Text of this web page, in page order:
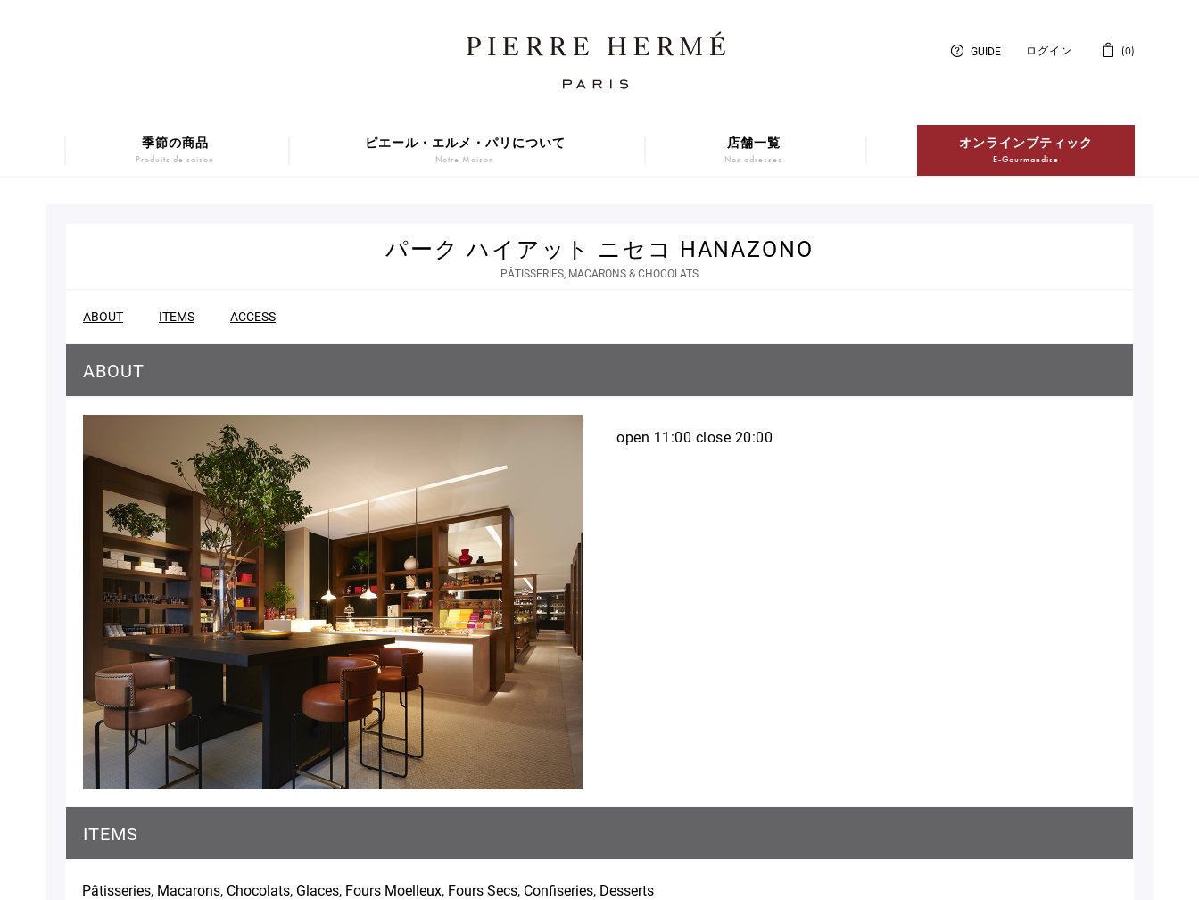
パーク ハイアット ニセコ HANAZONO
PÂTISSERIES, MACARONS & CHOCOLATS
ABOUT ITEMS ACCESS
ABOUT
open 11:00 close 20:00
ITEMS
Pâtisseries, Macarons, Chocolats, Glaces, Fours Moelleux, Fours Secs, Confiseries, Desserts
季節の商品
Produits de saison
SUMMER GIFT 2026 Macarons
ピエール・エルメ・パリについて
Notre Maison
店舗一覧
Nos adresses
オンラインブティック
E-Gourmandise
Chocolats
ログイン
GUIDE 0